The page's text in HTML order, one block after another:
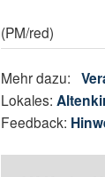
(PM/red)
Mehr dazu:
Lokales:
Feedback: